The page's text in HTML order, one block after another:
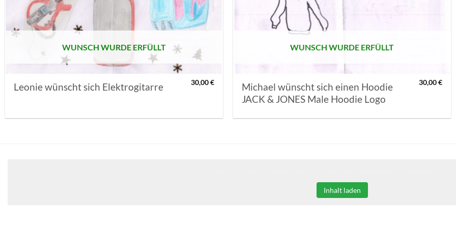
MERKLISTE
SETZEN
WUNSCH WURDE ERFÜLLT
Leonie wünscht sich Elektrogitarre 30,00€
WUNSCH WURDE ERFÜLLT
Michael wünscht sich einen Hoodie
JACK & JONES Male Hoodie Logo
30,00€
Inhalt laden